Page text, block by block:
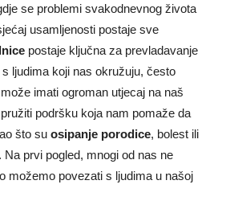
se problemi svakodnevnog života
usamljenosti postaje sve
postaje ključna za prevladavanje
ljudima koji nas okružuju, često
imati ogroman utjecaj na naš
podršku koja nam pomaže da
što su osipanje porodice, bolest ili
prvi pogled, mnogi od nas ne
možemo povezati s ljudima u našoj